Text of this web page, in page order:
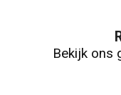
Bekijk ons